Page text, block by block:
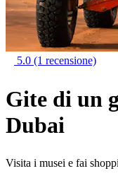
5.0 (1 recensione)
Gite di un
Dubai
Visita i musei e fai